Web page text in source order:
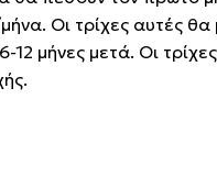
Οι τρίχες αυτές
μήνες μετά. Οι